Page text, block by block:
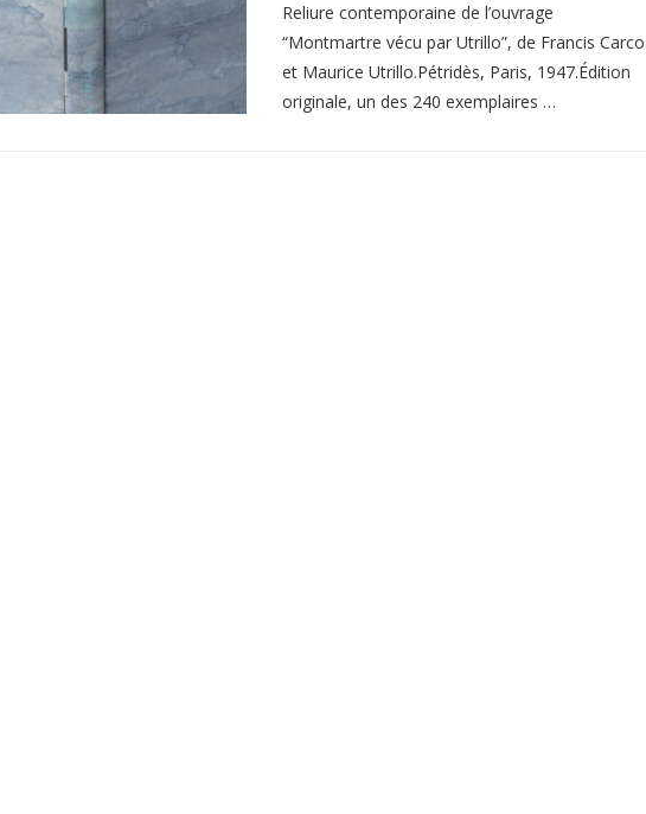
Reliure contemporaine de l’ouvrage
“Montmartre vécu par Utrillo”, de Francis Carco
et Maurice Utrillo.Pétridès, Paris, 1947.Édition
originale, un des 240 exemplaires …